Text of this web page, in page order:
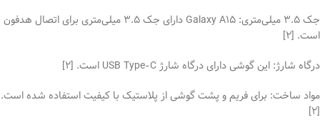
جک 3.5 میلی‌متری: Galaxy A15 دارای جک 3.5 میلی‌متری برای اتصال هدفون
است. [2]
درگاه شارژ: این گوشی دارای درگاه شارژ USB Type-C است. [2]
مواد ساخت: برای فریم و پشت گوشی از پلاستیک با کیفیت استفاده شده است.
[2]